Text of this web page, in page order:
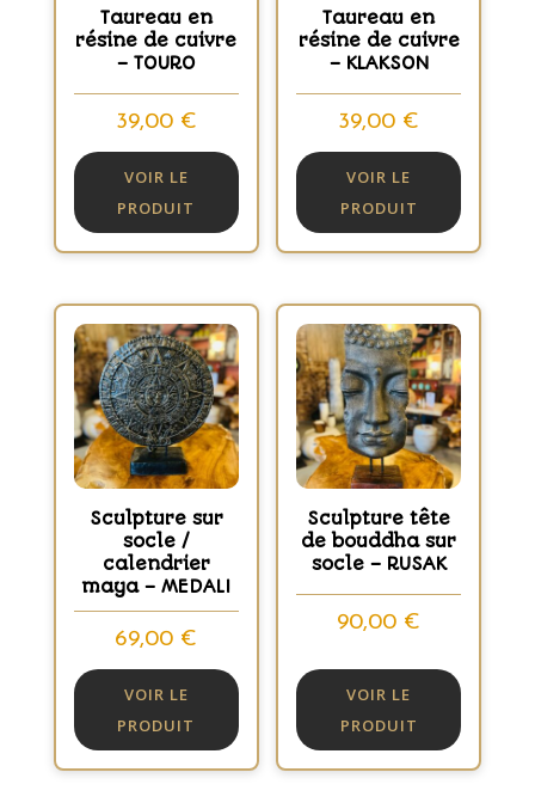
Taureau en
résine de cuivre
– TOURO
39,00 €
VOIR LE
PRODUIT
Taureau en
résine de cuivre
– KLAKSON
39,00 €
VOIR LE
PRODUIT
Sculpture sur
socle /
calendrier
maya – MEDALI
69,00 €
VOIR LE
PRODUIT
Sculpture tête
de bouddha sur
socle – RUSAK
90,00 €
VOIR LE
PRODUIT